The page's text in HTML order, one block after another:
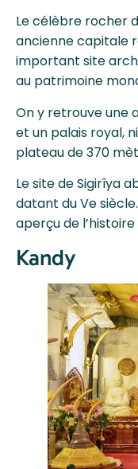
Le célèbre rocher
ancienne capitale
important site
au patrimoine
On y retrouve une
et un palais royal,
plateau de 370
Le site de Sigirîya
datant du Ve
aperçu de l’histoire
Kandy